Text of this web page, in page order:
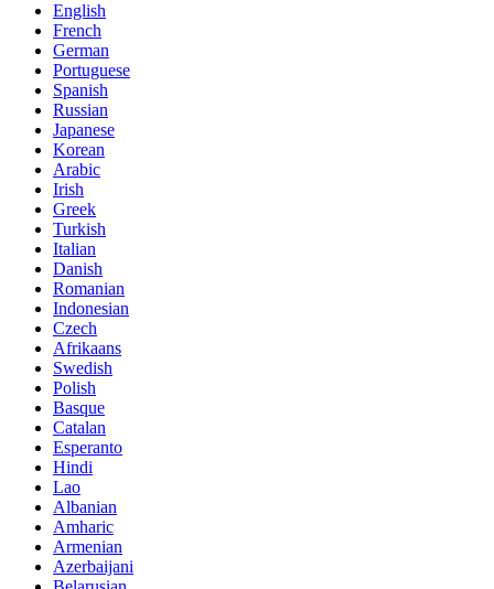
English
French
German
Portuguese
Spanish
Russian
Japanese
Korean
Arabic
Irish
Greek
Turkish
Italian
Danish
Romanian
Indonesian
Czech
Afrikaans
Swedish
Polish
Basque
Catalan
Esperanto
Hindi
Lao
Albanian
Amharic
Armenian
Azerbaijani